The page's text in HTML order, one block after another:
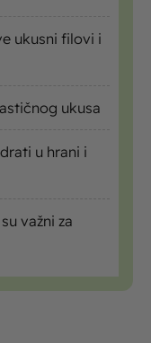
ukusni filovi i
ukusa
u hrani i
važni za